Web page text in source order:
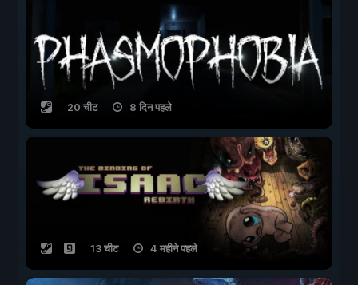
20 चीट 8 दिन पहले
13 चीट 4 महीने पहले